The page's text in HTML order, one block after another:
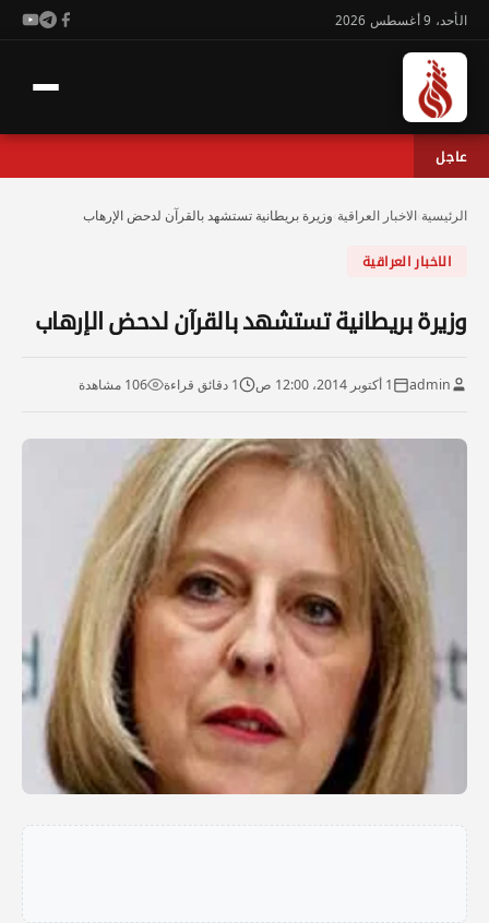
الأحد، 9 أغسطس 2026
عاجل
الرئيسية الاخبار العراقية وزيرة بريطانية تستشهد بالقرآن لدحض الإرهاب
الاخبار العراقية
وزيرة بريطانية تستشهد بالقرآن لدحض الإرهاب
admin 1 أكتوبر 2014، 12:00 ص 1 دقائق قراءة 106 مشاهدة